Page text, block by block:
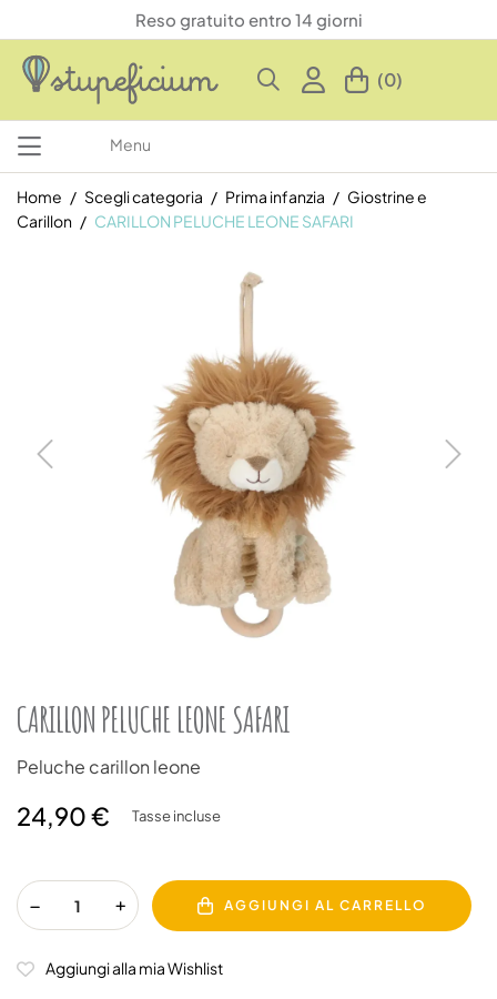
Reso gratuito entro 14 giorni
(0)
Menu
Home Scegli categoria Prima infanzia
Giostrine e
Carillon
CARILLON PELUCHE LEONE SAFARI
CARILLON PELUCHE LEONE SAFARI
Peluche carillon leone
24,90 € Tasse incluse
AGGIUNGI AL CARRELLO
Aggiungi alla mia Wishlist